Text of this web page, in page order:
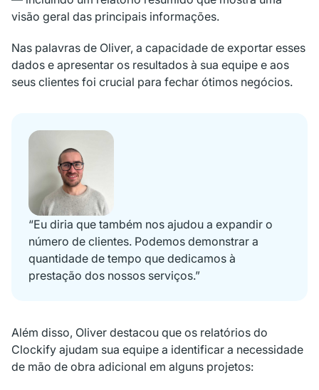
visão geral das principais informações.
Nas palavras de Oliver, a capacidade de exportar esses
dados e apresentar os resultados à sua equipe e aos
seus clientes foi crucial para fechar ótimos negócios.
“Eu diria que também nos ajudou a expandir o
número de clientes. Podemos demonstrar a
quantidade de tempo que dedicamos à
prestação dos nossos serviços.”
Além disso, Oliver destacou que os relatórios do
Clockify ajudam sua equipe a identificar a necessidade
de mão de obra adicional em alguns projetos: